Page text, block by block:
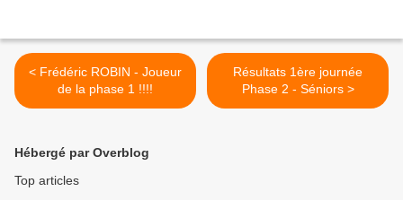
< Frédéric ROBIN - Joueur
de la phase 1 !!!!
Résultats 1ère journée
Phase 2 - Séniors >
Hébergé par Overblog
Top articles